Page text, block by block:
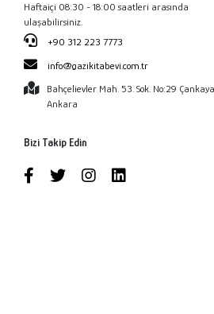
Haftaiçi 08:30 - 18:00 saatleri arasında
ulaşabilirsiniz.
+90 312 223 7773
info@gazikitabevi.com.tr
Bahçelievler Mah. 53. Sok. No:29
Ankara
Bizi Takip Edin